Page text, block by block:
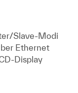
Slave-Modi
Ethernet
Display